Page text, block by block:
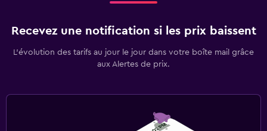
Recevez une notification si les prix baissent
L’évolution des tarifs au jour le jour dans votre boîte mail grâce
aux Alertes de prix.